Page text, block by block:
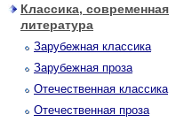
Классика, современная
литература
Зарубежная классика
Зарубежная проза
Отечественная классика
Отечественная проза